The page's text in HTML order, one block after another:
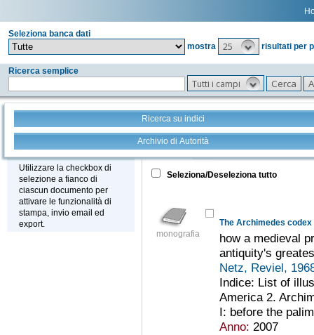
Seleziona banca dati
mostra
25 risultati per
Ricerca semplice
Tutti i campi
Ricerca su indici
Archivio di Autorità
Stampa - Email - Export
Utilizzare la checkbox di
selezione a fianco di
ciascun documento per
attivare le funzionalità di
stampa, invio email ed
export.
Tutto +
Seleziona/Deseleziona tutto
monografia
The Archimedes codex
how a medieval
antiquity's
Netz, Reviel,
Indice: List of
America 2.
I: before the
Anno: 2007